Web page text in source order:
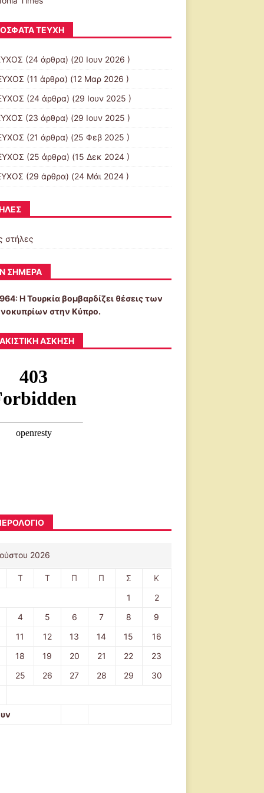
ΤΕΎΧΗ
(24 άρθρα) (20 Ιουν 2026 )
(11 άρθρα) (12 Μαρ 2026 )
(24 άρθρα) (29 Ιουν 2025 )
(23 άρθρα) (29 Ιουν 2025 )
(21 άρθρα) (25 Φεβ 2025 )
(25 άρθρα) (15 Δεκ 2024 )
(29 άρθρα) (24 Μάι 2024 )
στήλες
ΣΉΜΕΡΑ
Η Τουρκία βομβαρδίζει θέσεις των
στην Κύπρο.
ΆΣΚΗΣΗ
2026
Τ Τ Π Π Σ Κ
1
2
4
5 6 7 8
9
11
12 13 14 15
16
18
19 20 21 22
23
25
26 27 28 29 30